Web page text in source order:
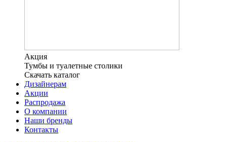
Акция
Тумбы и туалетные столики
Скачать каталог
Дизайнерам
Акции
Распродажа
О компании
Наши бренды
Контакты